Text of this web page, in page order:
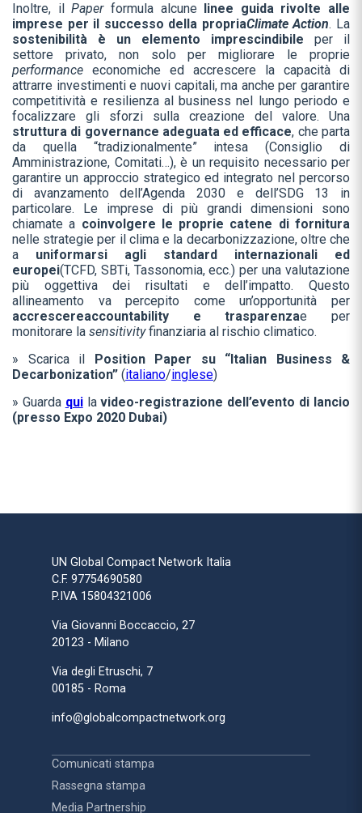
Inoltre, ilPaperformula alcune linee guida rivolte alle
imprese per il successo della propriaClimate Action. La
sostenibilità è un elemento imprescindibile per il
settore privato, non solo per migliorare le proprie
performance economiche ed accrescere la capacità di
attrarre investimenti e nuovi capitali, ma anche per garantire
competitività e resilienza al business nel lungo periodo e
focalizzare gli sforzi sulla creazione del valore. Una
struttura di governance adeguata ed efficace, che parta
da quella “tradizionalmente” intesa (Consiglio di
Amministrazione, Comitati…), è un requisito necessario per
garantire un approccio strategico ed integrato nel percorso
di avanzamento dell’Agenda 2030 e dell’SDG 13 in
particolare. Le imprese di più grandi dimensioni sono
chiamate a coinvolgere le proprie catene di fornitura
nelle strategie per il clima e la decarbonizzazione, oltre che
a uniformarsi agli standard internazionali ed
europei(TCFD, SBTi, Tassonomia, ecc.) per una valutazione
più oggettiva dei risultati e dell’impatto. Questo
allineamento va percepito come un’opportunità per
accrescereaccountability e trasparenzae per
monitorare la sensitivityfinanziaria al rischio climatico.
» Scarica il Position Paper su “Italian Business &
Decarbonization” (italiano/inglese)
» Guarda quilavideo-registrazione dell’evento di lancio
(presso Expo 2020 Dubai)
UN Global Compact Network Italia
C.F. 97754690580
P.IVA 15804321006
Via Giovanni Boccaccio, 27
20123 - Milano
Via degli Etruschi, 7
00185 - Roma
info@globalcompactnetwork.org
Comunicati stampa
Rassegna stampa
Media Partnership